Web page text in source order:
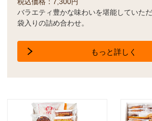
バラエティ豊かな味わいを堪能していた
袋入りの詰め合わせ。
もっと詳しく